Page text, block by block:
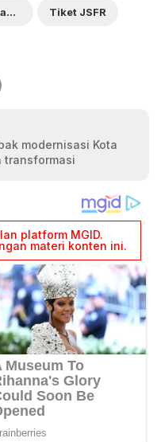
HUT ke-498 Jakarta Tiket JSFR
modernisasi Kota
transformasi